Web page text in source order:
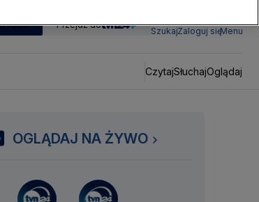
Przejdź do
SzukajZaloguj sięMenu
CzytajSłuchajOglądaj
OGLĄDAJ NA ŻYWO